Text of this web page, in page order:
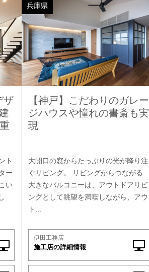
ザ
ト
ー
い
兵庫県
【神戸】こだわりのガレー
ジハウスや憧れの書斎も実
現
大開口の窓からたっぷりの光が降り注
ぐリビング。 リビングからつながる
大きなバルコニーは、アウトドアリビ
ングとして眺望を満喫しながら、アウ
ト...
伊田工務店
施工店の詳細情報